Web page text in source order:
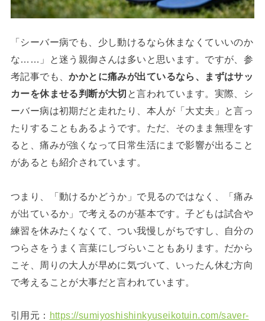
「シーバー病でも、少し動けるなら休まなくていいのか
な……」と迷う親御さんは多いと思います。ですが、参
考記事でも、かかとに痛みが出ているなら、まずはサッ
カーを休ませる判断が大切 と言われています。実際、シ
ーバー病は初期だと走れたり、本人が「大丈夫」と言っ
たりすることもあるようです。ただ、そのまま無理をす
ると、痛みが強くなって日常生活にまで影響が出ること
があるとも紹介されています。
つまり、「動けるかどうか」で見るのではなく、「痛み
が出ているか」で考えるのが基本です。子どもは試合や
練習を休みたくなくて、つい我慢しがちですし、自分の
つらさをうまく言葉にしづらいこともあります。だから
こそ、周りの大人が早めに気づいて、いったん休む方向
で考えることが大事だと言われています。
引用元： https://sumiyoshishinkyuseikotuin.com/saver-